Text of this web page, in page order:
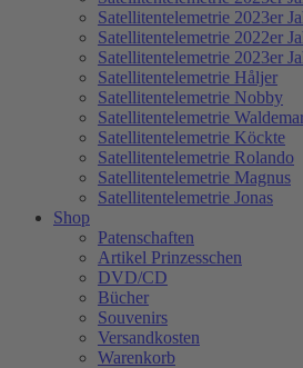
Satellitentelemetrie 2023er
Satellitentelemetrie 2022er
Satellitentelemetrie 2023er
Satellitentelemetrie Håljer
Satellitentelemetrie Nobby
Satellitentelemetrie
Satellitentelemetrie Köckte
Satellitentelemetrie Rolando
Satellitentelemetrie Magnus
Satellitentelemetrie Jonas
Shop
Patenschaften
Artikel Prinzesschen
DVD/CD
Bücher
Souvenirs
Versandkosten
Warenkorb